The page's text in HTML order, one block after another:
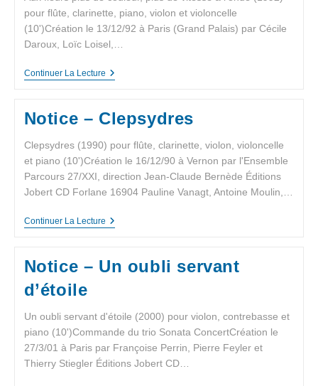
pour flûte, clarinette, piano, violon et violoncelle
(10')Création le 13/12/92 à Paris (Grand Palais) par Cécile
Daroux, Loïc Loisel,…
Continuer La Lecture
Notice – Clepsydres
Clepsydres (1990) pour flûte, clarinette, violon, violoncelle
et piano (10')Création le 16/12/90 à Vernon par l'Ensemble
Parcours 27/XXI, direction Jean-Claude Bernède Éditions
Jobert CD Forlane 16904 Pauline Vanagt, Antoine Moulin,…
Continuer La Lecture
Notice – Un oubli servant
d’étoile
Un oubli servant d'étoile (2000) pour violon, contrebasse et
piano (10')Commande du trio Sonata ConcertCréation le
27/3/01 à Paris par Françoise Perrin, Pierre Feyler et
Thierry Stiegler Éditions Jobert CD…